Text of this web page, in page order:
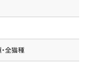
全猫種